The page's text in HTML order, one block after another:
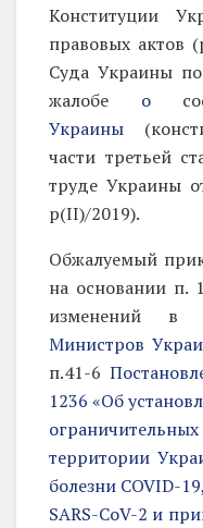
Конституции
правовых актов
Суда Украины
жалобе о
Украины
части третьей
труде Украины
р(II)/2019).
Обжалуемый
на основании п.
изменений в
Министров
п.41-6
1236 «Об
территории
болезни COVID-
SARS-CoV-2 и